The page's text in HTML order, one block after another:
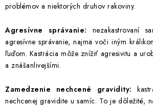
problémov a niektorých druhov rakoviny.
Agresívne správanie: nezakastrovaní
agresívne správanie, najmä voči iným
ľuďom. Kastrácia môže znížiť agresivitu a
a znášanlivejšími.
Zamedzenie nechcené gravidity:
nechcenej gravidite u samíc. To je dôležité,